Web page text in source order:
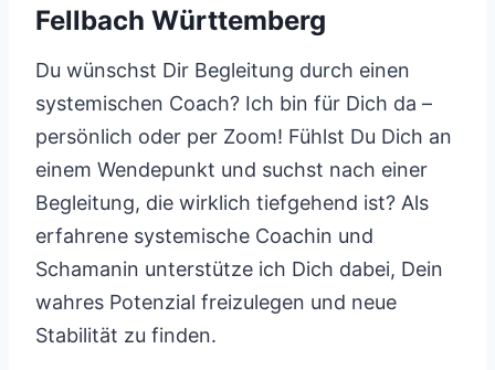
Fellbach Württemberg
Du wünschst Dir Begleitung durch einen
systemischen Coach? Ich bin für Dich da –
persönlich oder per Zoom! Fühlst Du Dich an
einem Wendepunkt und suchst nach einer
Begleitung, die wirklich tiefgehend ist? Als
erfahrene systemische Coachin und
Schamanin unterstütze ich Dich dabei, Dein
wahres Potenzial freizulegen und neue
Stabilität zu finden.